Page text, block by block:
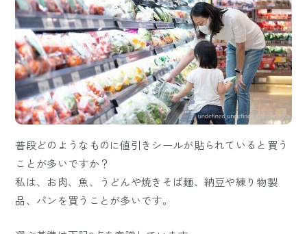
普段どのようなものに値引きシールが貼られていると買う
ことが多いですか？
私は、お肉、魚、うどんや焼きそば麺、納豆や練り物製
品、パンを買うことが多いです。